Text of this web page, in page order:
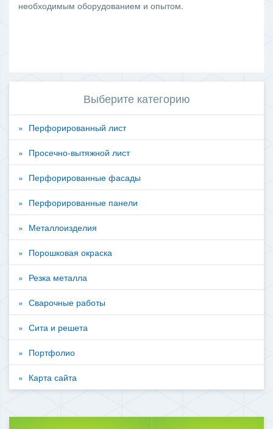
необходимым оборудованием и опытом.
Выберите категорию
Перфорированный лист
Просечно-вытяжной лист
Перфорированные фасады
Перфорированные панели
Металлоизделия
Порошковая окраска
Резка металла
Сварочные работы
Сита и решета
Портфолио
Карта сайта